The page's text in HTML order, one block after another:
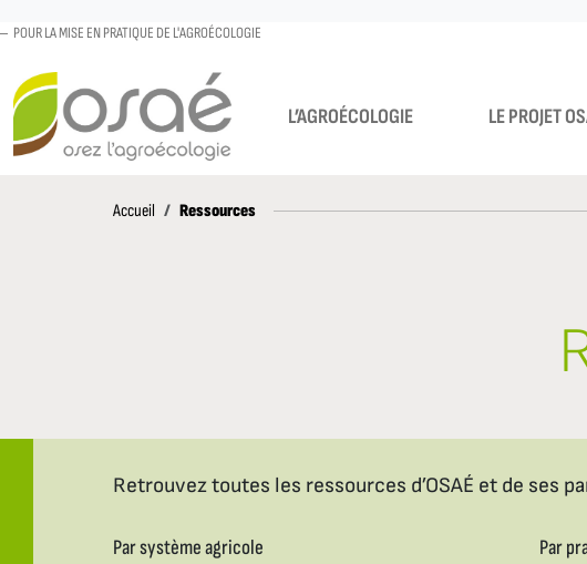
POUR LA MISE EN PRATIQUE DE L'AGROÉCOLOGIE
L’AGROÉCOLOGIE LE PROJET
Accueil AccueilRessources
Retrouvez toutes les ressources d’OSAÉ et de
Par système agricole Par